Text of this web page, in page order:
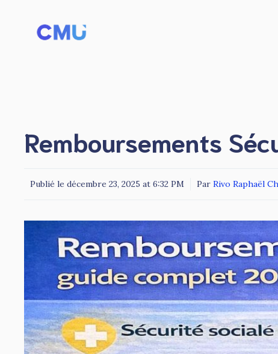
contenu
Remboursements
Publié le décembre 23, 2025 at 6:32 PM Par Rivo Raphaël